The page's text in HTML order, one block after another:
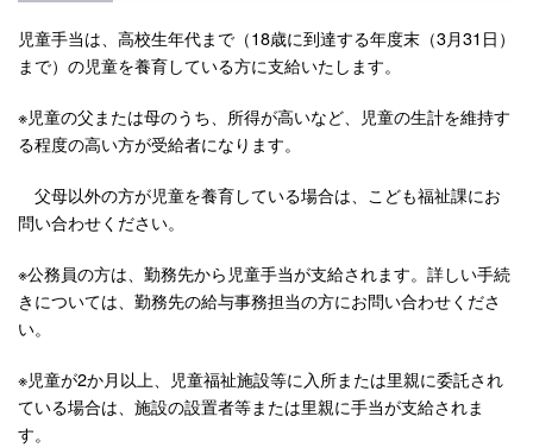
児童手当は、高校生年代まで（18歳に到達する年度末（3月31日）
まで）の児童を養育している方に支給いたします。
※児童の父または母のうち、所得が高いなど、児童の生計を維持す
る程度の高い方が受給者になります。
父母以外の方が児童を養育している場合は、こども福祉課にお
問い合わせください。
※公務員の方は、勤務先から児童手当が支給されます。詳しい手続
きについては、勤務先の給与事務担当の方にお問い合わせくださ
い。
※児童が2か月以上、児童福祉施設等に入所または里親に委託され
ている場合は、施設の設置者等または里親に手当が支給されま
す。